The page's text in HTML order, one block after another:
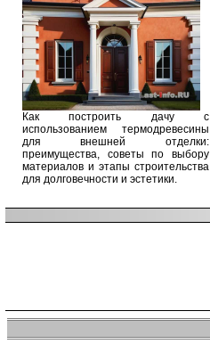
Как построить дачу с
использованием термодревесины
для внешней отделки:
преимущества, советы по выбору
материалов и этапы строительства
для долговечности и эстетики.